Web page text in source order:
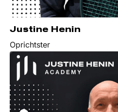
Justine Henin
Oprichtster